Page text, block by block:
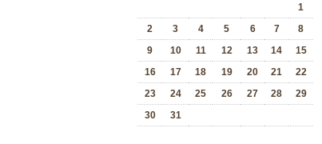
1
2
3 4 5 6 7
8
9
10 11 12 13 14
15
16
17 18 19 20 21
22
23
24 25 26 27 28
29
30
31